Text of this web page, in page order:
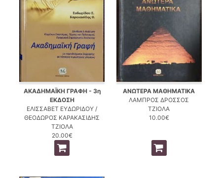
ΑΚΑΔΗΜΑΪΚΗ ΓΡΑΦΗ - 3η
ΕΚΔΟΣΗ
ΕΛΙΣΣΑΒΕΤ ΕΥΔΩΡΙΔΟΥ /
ΘΕΟΔΩΡΟΣ ΚΑΡΑΚΑΣΙΔΗΣ
ΤΖΙΟΛΑ
20.00€
ΑΝΩΤΕΡΑ ΜΑΘΗΜΑΤΙΚΑ
ΛΑΜΠΡΟΣ ΔΡΟΣΣΟΣ
ΤΖΙΟΛΑ
10.00€